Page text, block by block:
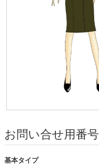
お問い合せ用番号
基本タイプ